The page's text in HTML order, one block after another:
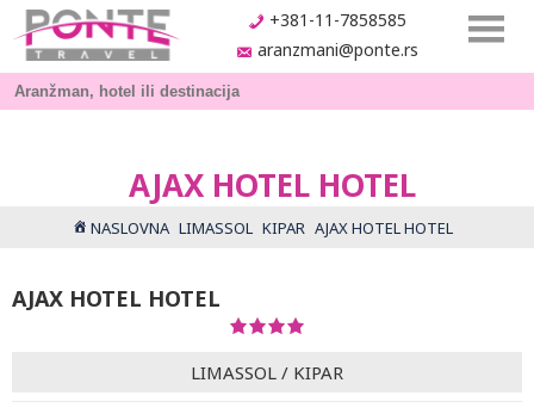
+381-11-7858585
aranzmani@ponte.rs
AJAX HOTEL HOTEL
NASLOVNA LIMASSOL KIPAR AJAX HOTEL HOTEL
AJAX HOTEL HOTEL
LIMASSOL / KIPAR